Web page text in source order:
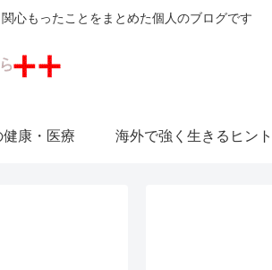
心もったことをまとめた個人のブログです
康・医療 海外で強く生きるヒント